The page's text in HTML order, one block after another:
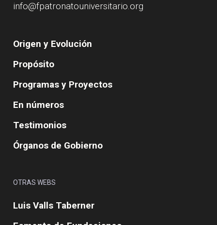
info@fpatronatouniversitario.org
Origen y Evolución
Propósito
Programas y Proyectos
En números
Testimonios
Órganos de Gobierno
OTRAS WEBS
Luis Valls Taberner